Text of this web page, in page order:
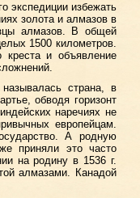
экспедиции избежать
золота и алмазов в
алмазов. В общей
1500 километров.
креста и объявление
страна, в
обводя горизонт
наречиях не
европейцам.
А родную
приняли это часто
на родину в 1536 г.
алмазами. Канадой